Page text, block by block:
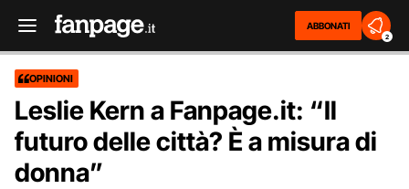
ABBONATI
2
OPINIONI
Leslie Kern a Fanpage.it: “Il
futuro delle città? È a misura di
donna”